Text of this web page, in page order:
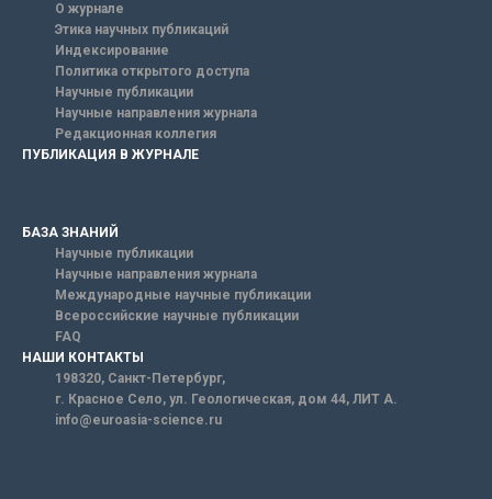
О журнале
Этика научных публикаций
Индексирование
Политика открытого доступа
Научные публикации
Научные направления журнала
Редакционная коллегия
ПУБЛИКАЦИЯ В ЖУРНАЛЕ
БАЗА ЗНАНИЙ
Научные публикации
Научные направления журнала
Международные научные публикации
Всероссийские научные публикации
FAQ
НАШИ КОНТАКТЫ
198320, Санкт-Петербург,
г. Красное Село, ул. Геологическая, дом 44, ЛИТ А.
info@euroasia-science.ru